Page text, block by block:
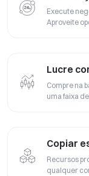
Execute
Aproveite
Lucre
Compre na
uma faixa
Copiar
Recursos
qualquer